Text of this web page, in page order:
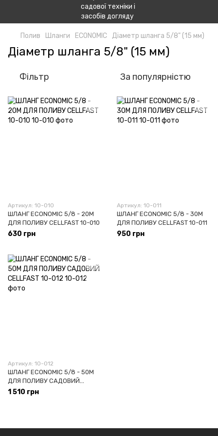
Полив Шланги ECONOMIC Діаметр шланга 5/8" (15 мм)
Діаметр шланга 5/8" (15 мм)
Фільтр За популярністю
Артикул: 10-010
ШЛАНГ ECONOMIC 5/8 - 20М
ДЛЯ ПОЛИВУ СELLFAST 10-010
630 грн
Артикул: 10-011
ШЛАНГ ECONOMIC 5/8 - 30М
ДЛЯ ПОЛИВУ СELLFAST 10-011
950 грн
Артикул: 10-012
ШЛАНГ ECONOMIC 5/8 - 50М
ДЛЯ ПОЛИВУ САДОВИЙ
СELLFAST 10-012
1 510 грн